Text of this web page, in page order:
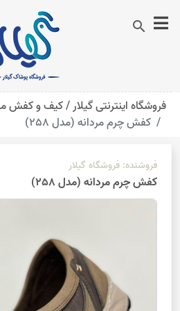
search
فروشگاه اینترنتی گیلار /کیف و کفش
کفش چرم مردانه (مدل 258)
فروشنده: فروشگاه گیلار
کفش چرم مردانه (مدل 258)